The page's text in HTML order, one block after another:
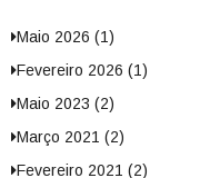
Maio 2026 (1)
Fevereiro 2026 (1)
Maio 2023 (2)
Março 2021 (2)
Fevereiro 2021 (2)